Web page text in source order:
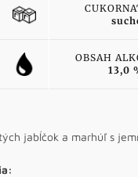
OBSAH
13,0
jabĺčok a marhúľ s